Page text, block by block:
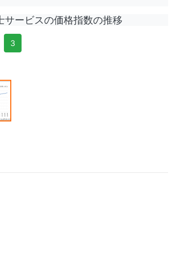
ービスの価格指数の推移
3